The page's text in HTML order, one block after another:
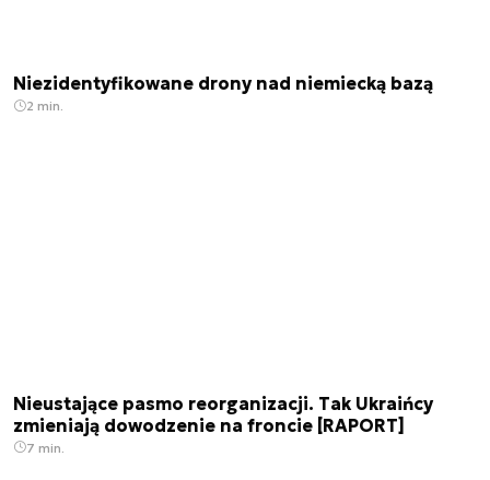
Niezidentyfikowane drony nad niemiecką bazą
2 min.
Nieustające pasmo reorganizacji. Tak Ukraińcy
zmieniają dowodzenie na froncie [RAPORT]
7 min.